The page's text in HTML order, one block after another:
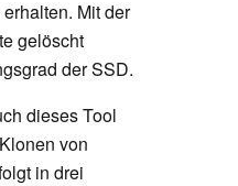
Mit der
gelöscht
der SSD.
dieses Tool
von
in drei